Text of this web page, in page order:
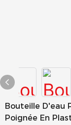
Bouteille D'eau
Poignée En